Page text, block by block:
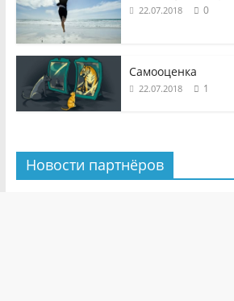
22.07.2018 0
Самооценка
22.07.2018 1
Новости партнёров